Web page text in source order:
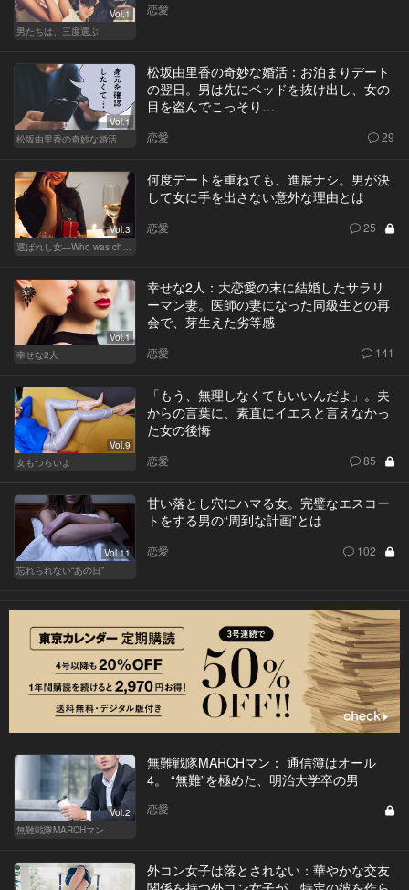
Vol.1
男たちは、三度選ぶ
恋愛
Vol.1
松坂由里香の奇妙な婚活
松坂由里香の奇妙な婚活：お泊まりデート
の翌日。男は先にベッドを抜け出し、女の
目を盗んでこっそり…
恋愛 29
Vol.3
選ばれし女―Who was chosen？―
何度デートを重ねても、進展ナシ。男が決
して女に手を出さない意外な理由とは
恋愛 25
Vol.1
幸せな2人
幸せな2人：大恋愛の末に結婚したサラリ
ーマン妻。医師の妻になった同級生との再
会で、芽生えた劣等感
恋愛 141
Vol.9
女もつらいよ
「もう、無理しなくてもいいんだよ」。夫
からの言葉に、素直にイエスと言えなかっ
た女の後悔
恋愛 85
Vol.11
忘れられない“あの日”
甘い落とし穴にハマる女。完璧なエスコー
トをする男の“周到な計画”とは
恋愛 102
Vol.2
無難戦隊MARCHマン
無難戦隊MARCHマン： 通信簿はオール
4。 “無難”を極めた、明治大学卒の男
恋愛
外コン女子は落とされない：華やかな交友